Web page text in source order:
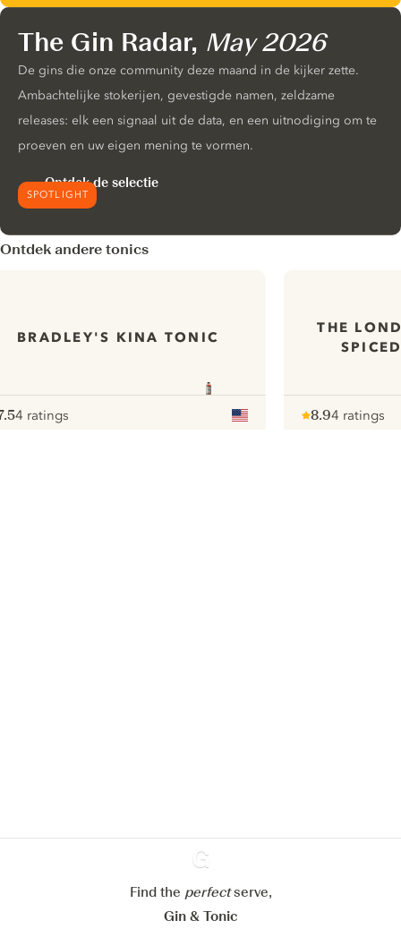
SPOTLIGHT
The Gin Radar, May 2026
De gins die onze community deze maand in de kijker zette.
Ambachtelijke stokerijen, gevestigde namen, zeldzame
releases: elk een signaal uit de data, en een uitnodiging om te
proeven en uw eigen mening te vormen.
Ontdek de selectie
Ontdek andere tonics
BRADLEY'S KINA TONIC
4 ratings
THE
8.94 ratings
Ginventory
Find the perfectserve,
Gin & Tonic